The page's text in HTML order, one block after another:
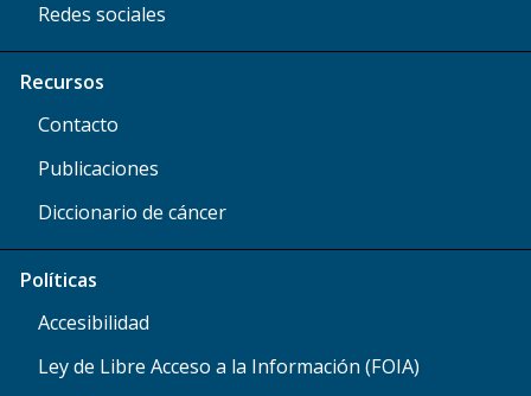
Redes sociales
Recursos
Contacto
Publicaciones
Diccionario de cáncer
Políticas
Accesibilidad
Ley de Libre Acceso a la Información (FOIA)